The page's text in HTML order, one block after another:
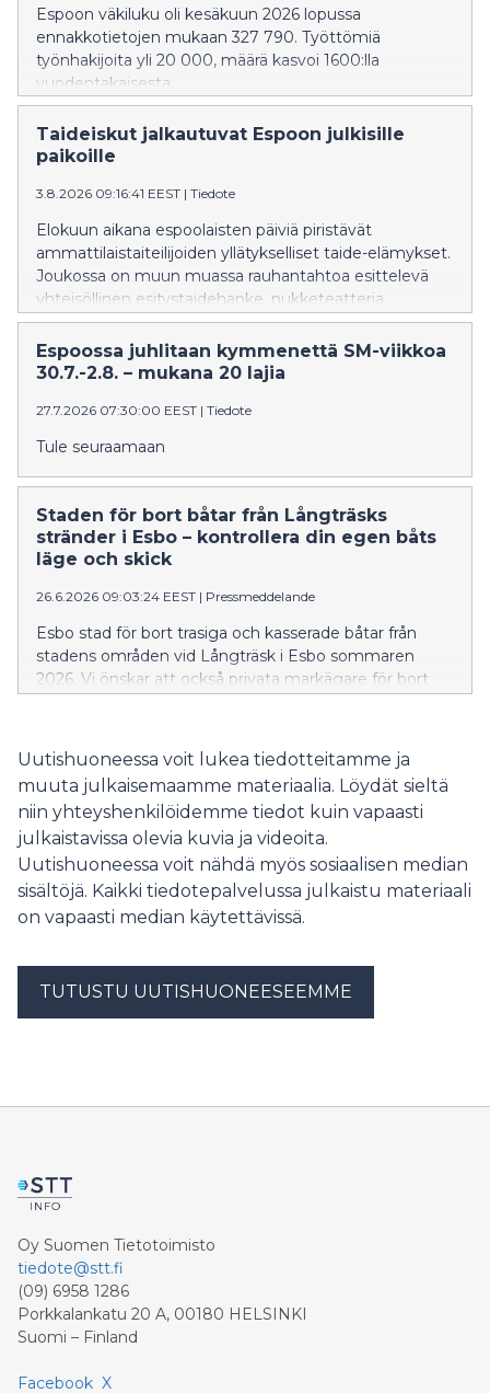
Espoon väkiluku oli kesäkuun 2026 lopussa
ennakkotietojen mukaan 327 790. Työttömiä
työnhakijoita yli 20 000, määrä kasvoi 1600:lla
vuodentakaisesta.
Taideiskut jalkautuvat Espoon julkisille
paikoille
3.8.2026 09:16:41 EEST | Tiedote
Elokuun aikana espoolaisten päiviä piristävät
ammattilaistaiteilijoiden yllätykselliset taide-elämykset.
Joukossa on muun muassa rauhantahtoa esittelevä
yhteisöllinen esitystaidehanke, nukketeatteria,
tankotanssia ja musiikkiesityksiä.
Espoossa juhlitaan kymmenettä SM-viikkoa
30.7.-2.8. – mukana 20 lajia
27.7.2026 07:30:00 EEST | Tiedote
Tule seuraamaan
Staden för bort båtar från Långträsks
stränder i Esbo – kontrollera din egen båts
läge och skick
26.6.2026 09:03:24 EEST | Pressmeddelande
Esbo stad för bort trasiga och kasserade båtar från
stadens områden vid Långträsk i Esbo sommaren
2026. Vi önskar att också privata markägare för bort
ägare som ska föra bort den.
Uutishuoneessa voit lukea tiedotteitamme ja
muuta julkaisemaamme materiaalia. Löydät sieltä
niin yhteyshenkilöidemme tiedot kuin vapaasti
julkaistavissa olevia kuvia ja videoita.
Uutishuoneessa voit nähdä myös sosiaalisen median
sisältöjä. Kaikki tiedotepalvelussa julkaistu materiaali
on vapaasti median käytettävissä.
TUTUSTU UUTISHUONEESEEMME
Oy Suomen Tietotoimisto
tiedote@stt.fi
(09) 6958 1286
Porkkalankatu 20 A, 00180 HELSINKI
Suomi – Finland
Facebook X